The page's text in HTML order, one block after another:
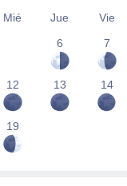
Mié Jue Vie
6
7
12 13 14
19